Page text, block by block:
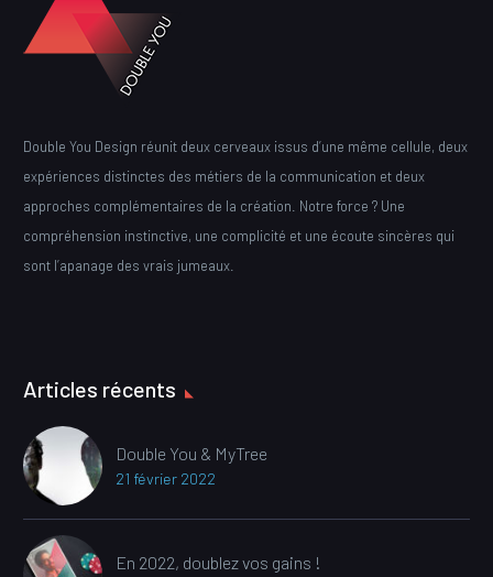
Double You Design réunit deux cerveaux issus d’une même cellule, deux
expériences distinctes des métiers de la communication et deux
approches complémentaires de la création. Notre force ? Une
compréhension instinctive, une complicité et une écoute sincères qui
sont l’apanage des vrais jumeaux.
Articles récents
Double You & MyTree
21 février 2022
En 2022, doublez vos gains !